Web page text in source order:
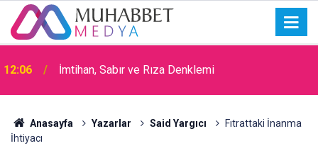
15:30 Okullarda Cami Açılması Laikliğe Aykırıymış!
Anasayfa Yazarlar Said Yargıcı
Fıtrattaki İnanma
İhtiyacı